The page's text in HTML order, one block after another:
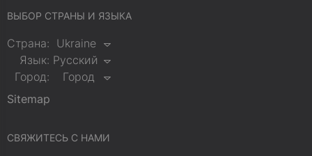
ВЫБОР СТРАНЫ И ЯЗЫКА
Страна: Ukraine
Язык: Русский
Город:
Город
Sitemap
СВЯЖИТЕСЬ С НАМИ